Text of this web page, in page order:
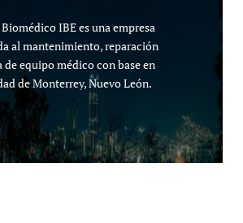
IBE es una empresa
al mantenimiento, reparación
de equipo médico con base en
de Monterrey, Nuevo León.